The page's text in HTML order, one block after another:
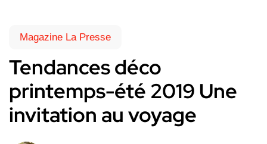
Magazine La Presse
Tendances déco
printemps-été 2019 Une
invitation au voyage